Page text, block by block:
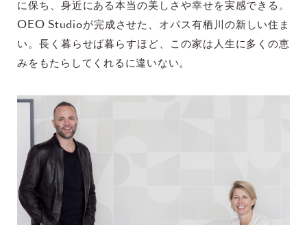
に保ち、身近にある本当の美しさや幸せを実感できる。
OEO Studioが完成させた、オパス有栖川の新しい住ま
い。長く暮らせば暮らすほど、この家は人生に多くの恵
みをもたらしてくれるに違いない。